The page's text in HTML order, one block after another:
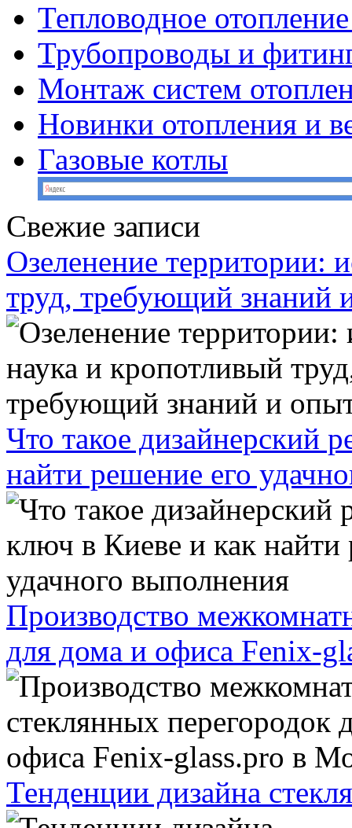
Тепловодное
Трубопроводы и
Монтаж систем
Новинки отопления и
Газовые котлы
Свежие записи
Озеленение территории:
труд, требующий знаний
Что такое дизайнерский
найти решение его
Производство
для дома и офиса Fenix-
Тенденции дизайна